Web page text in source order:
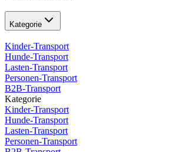
Kategorie
Kinder-Transport
Hunde-Transport
Lasten-Transport
Personen-Transport
B2B-Transport
Kategorie
Kinder-Transport
Hunde-Transport
Lasten-Transport
Personen-Transport